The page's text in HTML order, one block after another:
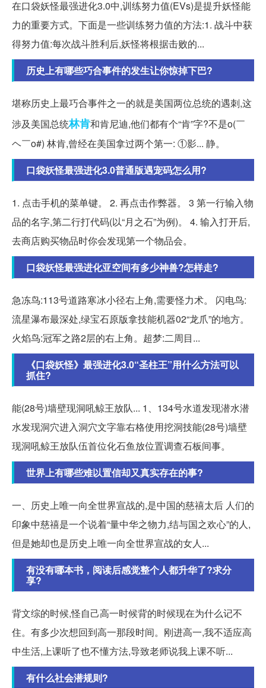
在口袋妖怪最强进化3.0中,训练努力值(EVs)是提升妖怪能
力的重要方式。下面是一些训练努力值的方法:1. 战斗中获
得努力值:每次战斗胜利后,妖怪将根据击败的...
历史上有哪些巧合事件的发生让你惊掉下巴?
堪称历史上最巧合事件之一的就是美国两位总统的遇刺,这
涉及美国总统林肯和肯尼迪,他们都有个“肯”字?不是o(￣
ヘ￣o#) 林肯,曾经在美国拿过两个第一: ①影... 静。
口袋妖怪最强进化3.0普通版遇宠码怎么用?
1. 点击手机的菜单键。 2. 再点击作弊器。 3 第一行输入物
品的名字,第二行打代码(以“月之石”为例)。 4. 输入打开后,
去商店购买物品时你会发现第一个物品会。
口袋妖怪最强进化亚空间有多少神兽?怎样走?
急冻鸟:113号道路寒冰小径右上角,需要怪力术。 闪电鸟:
流星瀑布最深处,绿宝石原版拿技能机器02“龙爪”的地方。
火焰鸟:冠军之路2层的右上角。超梦:二周目...
《口袋妖怪》最强进化3.0“圣柱王”用什么方法可以
抓住?
能(28号)墙壁现洞吼鲸王放队... 1、134号水道发现潜水潜
水发现洞穴进入洞穴文字靠右格使用挖洞技能(28号)墙壁
现洞吼鲸王放队伍首位化石鱼放位置调查石板间事。
世界上有哪些难以置信却又真实存在的事?
一、历史上唯一向全世界宣战的,是中国的慈禧太后 人们的
印象中慈禧是一个说着“量中华之物力,结与国之欢心”的人,
但是她却也是历史上唯一向全世界宣战的女人...
有没有哪本书，阅读后感觉整个人都升华了?求分
享?
背文综的时候,怪自己高一时候背的时候现在为什么记不
住。有多少次想回到高一那段时间。刚进高一,我不适应高
中生活,上课听了也不懂方法,导致老师说我上课不听...
有什么社会潜规则?